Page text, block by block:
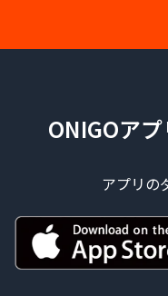
ONIGOア
アプリの